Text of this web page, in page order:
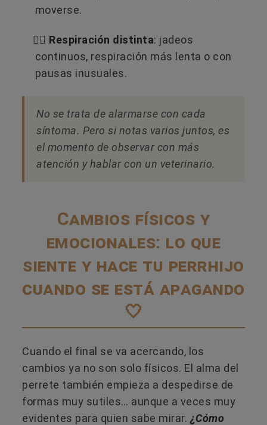
moverse.
😮‍💨 Respiración distinta: jadeos
continuos, respiración más lenta o con
pausas inusuales.
No se trata de alarmarse con cada
síntoma. Pero si notas varios juntos, es
el momento de observar con más
atención y hablar con un veterinario.
Cambios físicos y
emocionales: lo que
siente y hace tu perrhijo
cuando se está apagando
🤍
Cuando el final se va acercando, los
cambios ya no son solo físicos. El alma del
perrete también empieza a despedirse de
formas muy sutiles… aunque a veces muy
evidentes para quien sabe mirar. ¿Cómo